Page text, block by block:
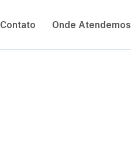
Contato Onde Atendemos